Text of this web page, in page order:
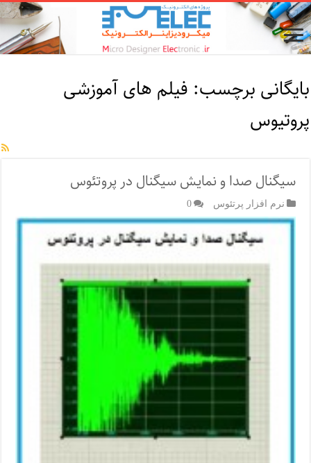
بایگانی برچسب: فیلم های آموزشی
پروتیوس
سیگنال صدا و نمایش سیگنال در پروتئوس
نرم افزار پرتئوس 0